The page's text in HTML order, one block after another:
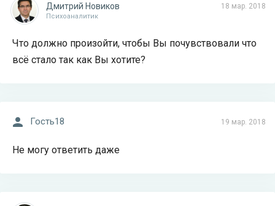
18 мар. 2018
Дмитрий Новиков
Психоаналитик
Что должно произойти, чтобы Вы почувствовали что
всё стало так как Вы хотите?
19 мар. 2018
Гость18
Не могу ответить даже